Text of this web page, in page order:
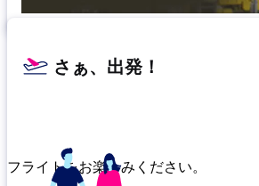
さぁ、出発！
フライトをお楽しみください。